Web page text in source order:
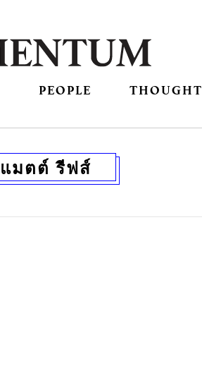
PEOPLE THOUGHT
แมตต์ รีฟส์